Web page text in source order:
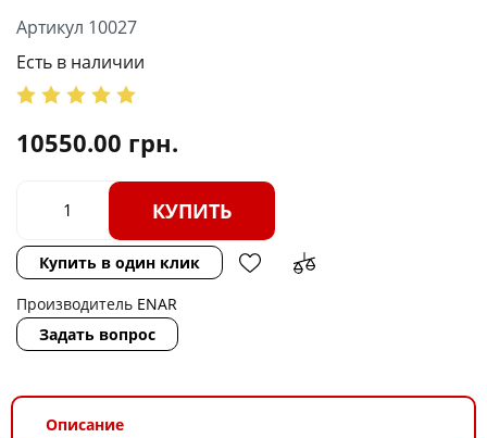
Артикул 10027
Есть в наличии
10550.00 грн.
КУПИТЬ
Купить в один клик
Производитель ENAR
Задать вопрос
Описание